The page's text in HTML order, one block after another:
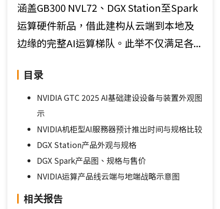
涵盖GB300 NVL72、DGX Station至Spark
运算硬件新品，借此建构从云端到本地及
边缘的完整AI运算梯队。此举不仅满足各...
目录
NVIDIA GTC 2025 AI基础建设设备与装置外观图
示
NVIDIA机柜型AI服務器预计推出时间与规格比较
DGX Station产品外观与规格
DGX Spark产品图、规格与售价
NVIDIA运算产品线云端与地端战略示意图
相关报告